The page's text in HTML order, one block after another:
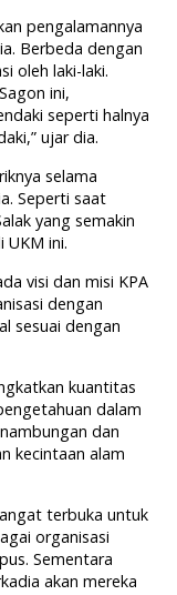
pengalamannya
Berbeda dengan
oleh laki-laki.
ini,
seperti halnya
ujar dia.
selama
Seperti saat
yang semakin
ini.
visi dan misi KPA
dengan
sesuai dengan
kuantitas
dalam
dan
kecintaan alam
terbuka untuk
organisasi
Sementara
akan mereka